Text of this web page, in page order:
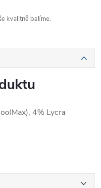
kvalitně balíme.
4% Lycra